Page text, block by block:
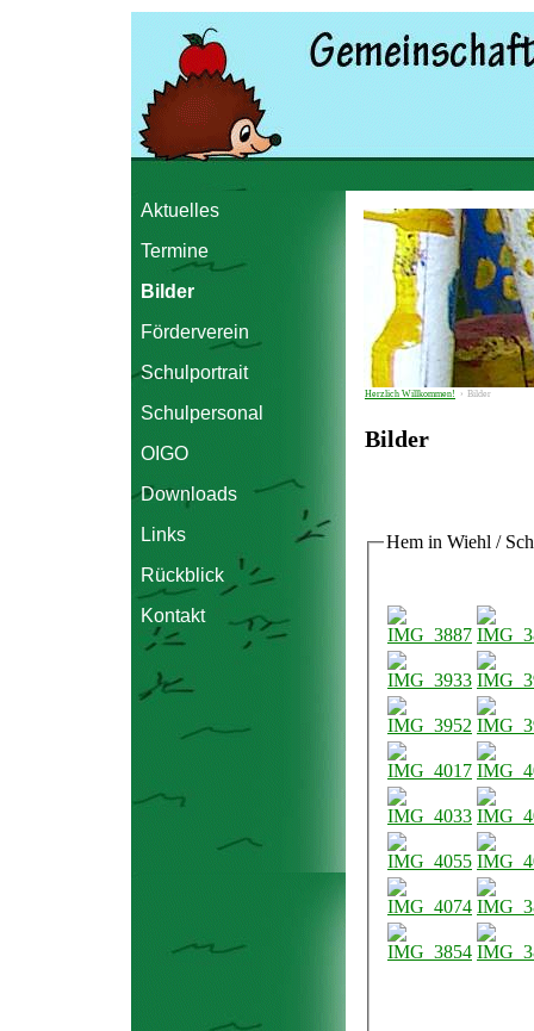
Aktuelles
Termine
Bilder
Förderverein
Schulportrait
Schulpersonal
OIGO
Downloads
Links
Rückblick
Kontakt
Herzlich Willkommen! › Bilder
Bilder
Hem in Wiehl /